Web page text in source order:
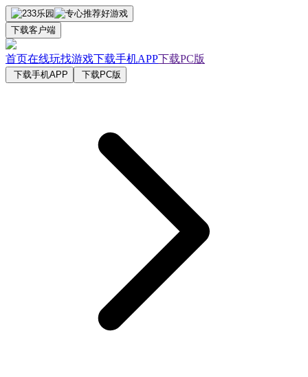
下载客户端
首页在线玩找游戏下载手机APP下载PC版
下载手机APP 下载PC版